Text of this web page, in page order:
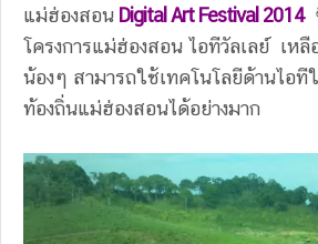
แม่ฮ่องสอน Digital Art Festival 2014
โครงการแม่ฮ่องสอน ไอทีวัลเลย์ เหลื
น้องๆ สามารถใช้เทคโนโลยีด้านไอที
ท้องถิ่นแม่ฮ่องสอนได้อย่างมาก